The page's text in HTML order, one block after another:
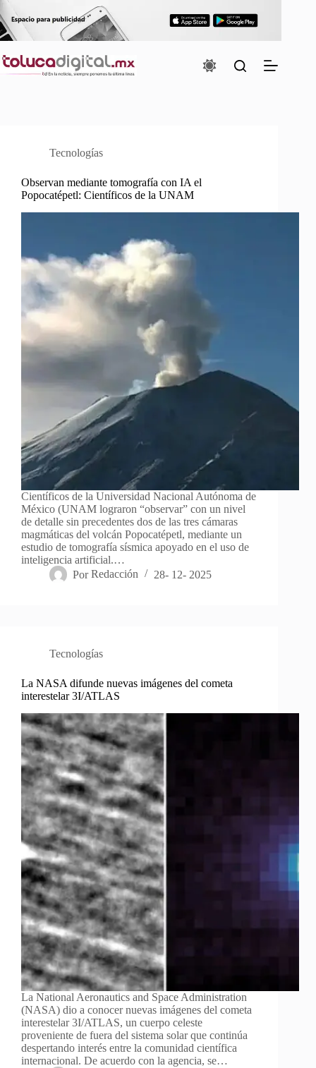
Saltar
al
contenido
Tecnologías
Observan mediante tomografía con IA el
Popocatépetl: Científicos de la UNAM
Científicos de la Universidad Nacional Autónoma de
México (UNAM lograron “observar” con un nivel
de detalle sin precedentes dos de las tres cámaras
magmáticas del volcán Popocatépetl, mediante un
estudio de tomografía sísmica apoyado en el uso de
inteligencia artificial.…
Por Redacción 28- 12- 2025
Tecnologías
La NASA difunde nuevas imágenes del cometa
interestelar 3I/ATLAS
La National Aeronautics and Space Administration
(NASA) dio a conocer nuevas imágenes del cometa
interestelar 3I/ATLAS, un cuerpo celeste
proveniente de fuera del sistema solar que continúa
despertando interés entre la comunidad científica
internacional. De acuerdo con la agencia, se…